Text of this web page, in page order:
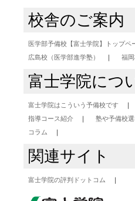
校舎のご案内
医学部予備校【富士学院】トップペ
広島校（医学部進学塾）
福
富士学院につ
富士学院はこういう予備校です
指導コース紹介
塾や予備校
コラム
関連サイト
富士学院の評判ドットコム